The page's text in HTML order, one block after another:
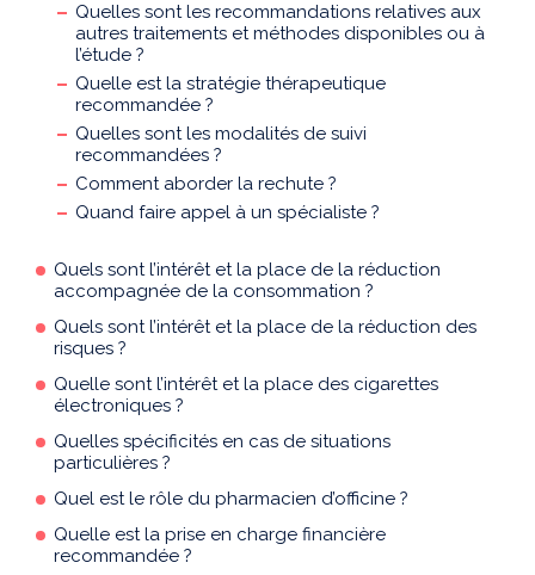
Quelles sont les recommandations relatives aux
autres traitements et méthodes disponibles ou à
l’étude ?
Quelle est la stratégie thérapeutique
recommandée ?
Quelles sont les modalités de suivi
recommandées ?
Comment aborder la rechute ?
Quand faire appel à un spécialiste ?
Quels sont l’intérêt et la place de la réduction
accompagnée de la consommation ?
Quels sont l’intérêt et la place de la réduction des
risques ?
Quelle sont l’intérêt et la place des cigarettes
électroniques ?
Quelles spécificités en cas de situations
particulières ?
Quel est le rôle du pharmacien d’officine ?
Quelle est la prise en charge financière
recommandée ?